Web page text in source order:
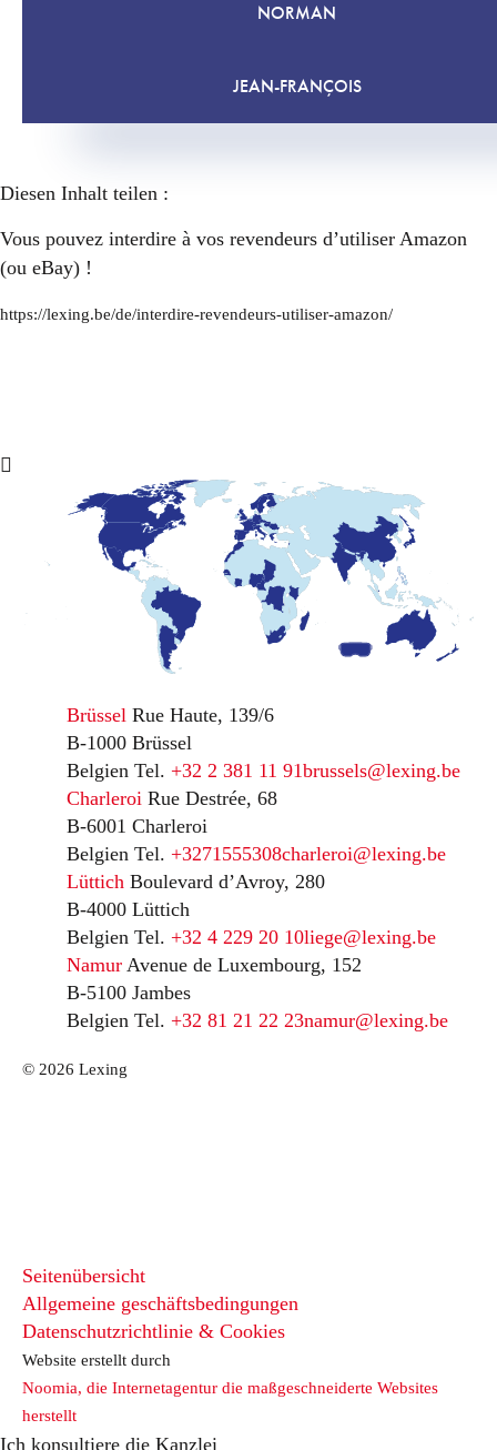
NORMAN
JEAN-FRANÇOIS
Diesen Inhalt teilen :
Vous pouvez interdire à vos revendeurs d’utiliser Amazon
(ou eBay) !
https://lexing.be/de/interdire-revendeurs-utiliser-amazon/
Brüssel Rue Haute, 139/6
B-1000 Brüssel
Belgien Tel. +32 2 381 11 91brussels@lexing.be
Charleroi Rue Destrée, 68
B-6001 Charleroi
Belgien Tel. +3271555308charleroi@lexing.be
Lüttich Boulevard d’Avroy, 280
B-4000 Lüttich
Belgien Tel. +32 4 229 20 10liege@lexing.be
Namur Avenue de Luxembourg, 152
B-5100 Jambes
Belgien Tel. +32 81 21 22 23namur@lexing.be
© 2026 Lexing
Seitenübersicht
Allgemeine geschäftsbedingungen
Datenschutzrichtlinie & Cookies
Website erstellt durch
Noomia, die Internetagentur die maßgeschneiderte Websites
herstellt
Ich konsultiere die Kanzlei